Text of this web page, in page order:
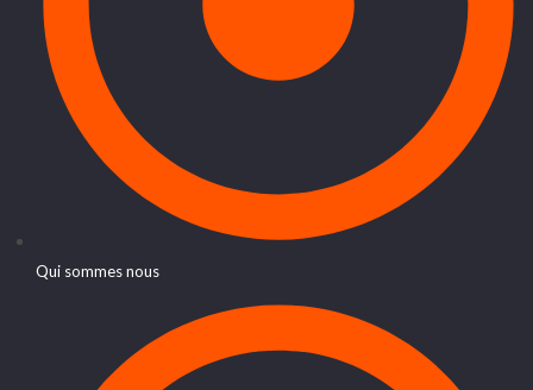
Qui sommes nous